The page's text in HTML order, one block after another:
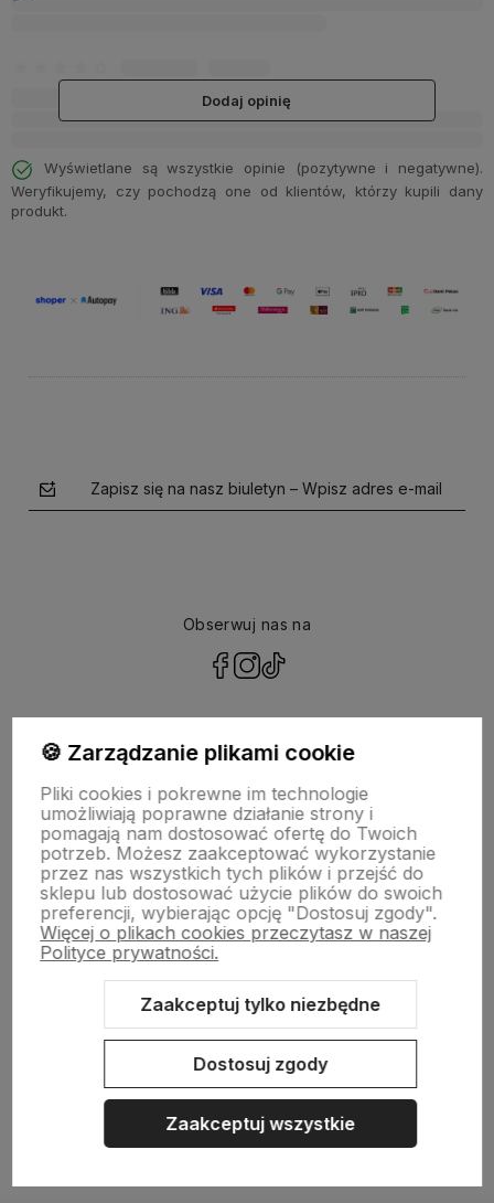
Dodaj opinię
Wyświetlane są wszystkie opinie (pozytywne i negatywne).
Weryfikujemy, czy pochodzą one od klientów, którzy kupili dany
produkt.
Zapisz się na nasz biuletyn – Wpisz adres e-mail
Obserwuj nas na
NASZA SELEKCJA
POMOC
KONTO
Sklep internetowy Shoper.pl Szablon Shoper Modern 3.0™
GrowCommerce
🍪 Zarządzanie plikami cookie
Pliki cookies i pokrewne im technologie
umożliwiają poprawne działanie strony i
pomagają nam dostosować ofertę do Twoich
potrzeb. Możesz zaakceptować wykorzystanie
przez nas wszystkich tych plików i przejść do
sklepu lub dostosować użycie plików do swoich
preferencji, wybierając opcję "Dostosuj zgody".
Więcej o plikach cookies przeczytasz w naszej
Polityce prywatności.
Zaakceptuj tylko niezbędne
Dostosuj zgody
Zaakceptuj wszystkie